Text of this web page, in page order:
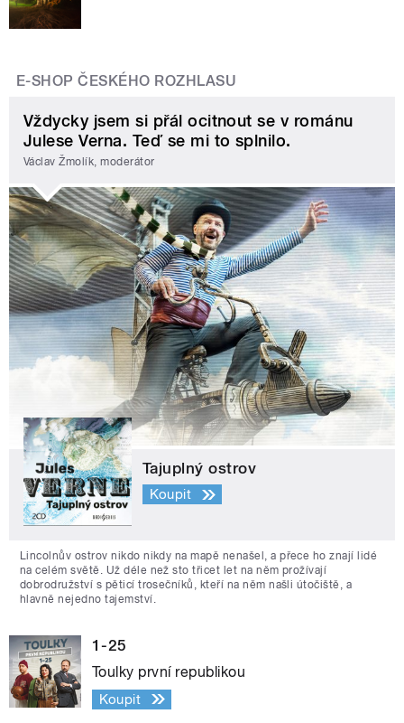
E-SHOP ČESKÉHO ROZHLASU
Vždycky jsem si přál ocitnout se v románu
Julese Verna. Teď se mi to splnilo.
Václav Žmolík, moderátor
Tajuplný ostrov
Koupit
Lincolnův ostrov nikdo nikdy na mapě nenašel, a přece ho znají lidé
na celém světě. Už déle než sto třicet let na něm prožívají
dobrodružství s pěticí trosečníků, kteří na něm našli útočiště, a
hlavně nejedno tajemství.
1-25
Toulky první republikou
Koupit